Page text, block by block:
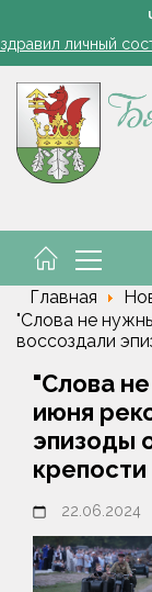
Август –
личный
В
Август –
Главная
"Слова не
воссоздали
"Слова
июня
эпизоды
крепости
22.06.2024